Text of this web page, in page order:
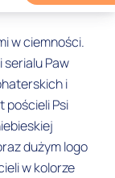
w ciemności.
serialu Paw
i
pościeli Psi
dużym logo
w kolorze